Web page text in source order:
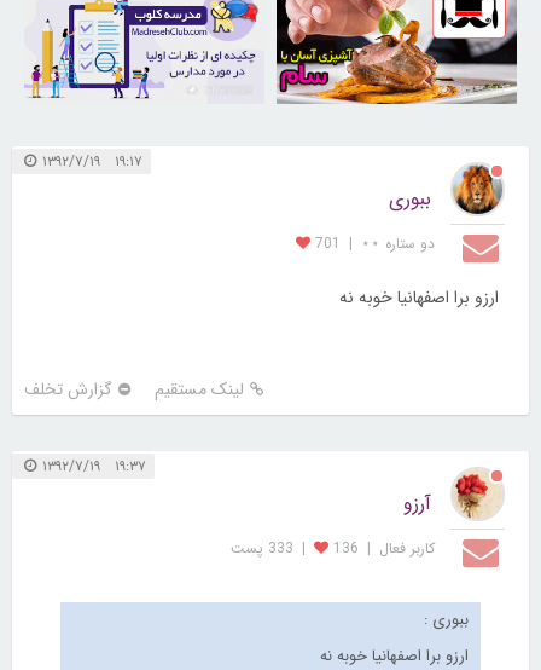
30259043
۱۹:۱۷ ۱۳۹۲/۷/۱۹
ببوری
دو ستاره ⋆⋆ |
701
ارزو برا اصفهانیا خوبه نه
لینک مستقیم گزارش تخلف
۱۹:۳۷ ۱۳۹۲/۷/۱۹
آرزو
کاربر فعال |
136
| 333 پست
ببوری :
ارزو برا اصفهانیا خوبه نه